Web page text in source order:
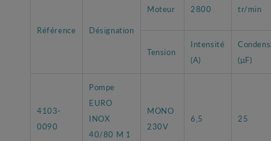
Référence Désignation
Moteur 2800 tr/min
Tension
Intensité
(A)
(µF)
4103-
0090
Pompe
EURO
INOX
40/80 M 1
MONO
230V
6,5 25